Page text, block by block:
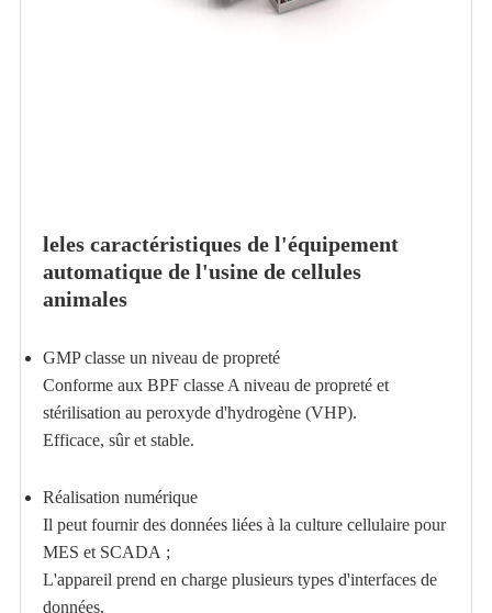
leles caractéristiques de l'équipement
automatique de l'usine de cellules
animales
GMP classe un niveau de propreté
Conforme aux BPF classe A niveau de propreté et
stérilisation au peroxyde d'hydrogène (VHP).
Efficace, sûr et stable.
Réalisation numérique
Il peut fournir des données liées à la culture cellulaire pour
MES et SCADA ;
L'appareil prend en charge plusieurs types d'interfaces de
données.